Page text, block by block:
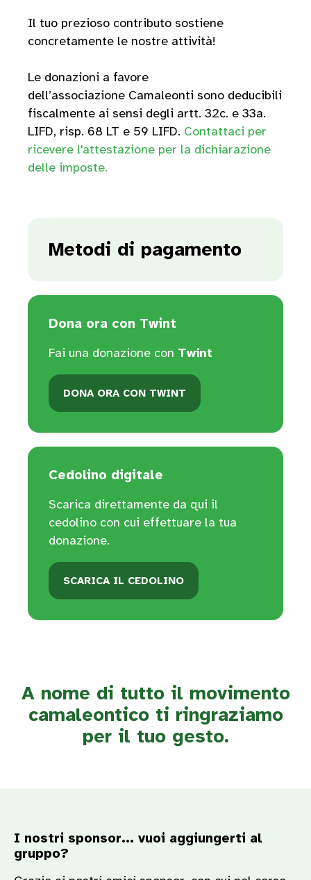
Il tuo prezioso contributo sostiene
concretamente le nostre attività!
Le donazioni a favore
dell’associazione Camaleonti sono deducibili
fiscalmente ai sensi degli artt. 32c. e 33a.
LIFD, risp. 68 LT e 59 LIFD. Contattaci per
ricevere l'attestazione per la dichiarazione
delle imposte.
Metodi di pagamento
Dona ora con Twint
Fai una donazione con Twint
DONA ORA CON TWINT
Cedolino digitale
Scarica direttamente da qui il
cedolino con cui effettuare la tua
donazione.
SCARICA IL CEDOLINO
A nome di tutto il movimento
camaleontico ti ringraziamo
per il tuo gesto.
I nostri sponsor... vuoi aggiungerti al
gruppo?